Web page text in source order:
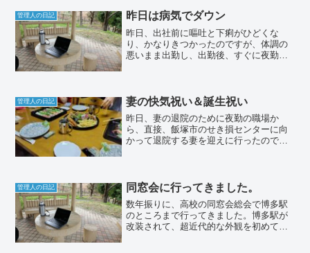
管理人の日記 昨日は病気でダウン
昨日、出社前に嘔吐と下痢がひどくな
り、かなりきつかったのですが、体調の
悪いまま出勤し、出勤後、すぐに夜勤先
比較的体調が戻ったのですが...
管理人の日記 妻の快気祝い＆誕生祝い
昨日、妻の退院のために夜勤の職場か
ら、直接、飯塚市のせき損センターに向
かって退院する妻を迎えに行ったのです
管理人の日記 同窓会に行ってきました。
数年振りに、高校の同窓会総会で博多駅
のところまで行ってきました。博多駅が
改装されて、超近代的な外観を初めて見